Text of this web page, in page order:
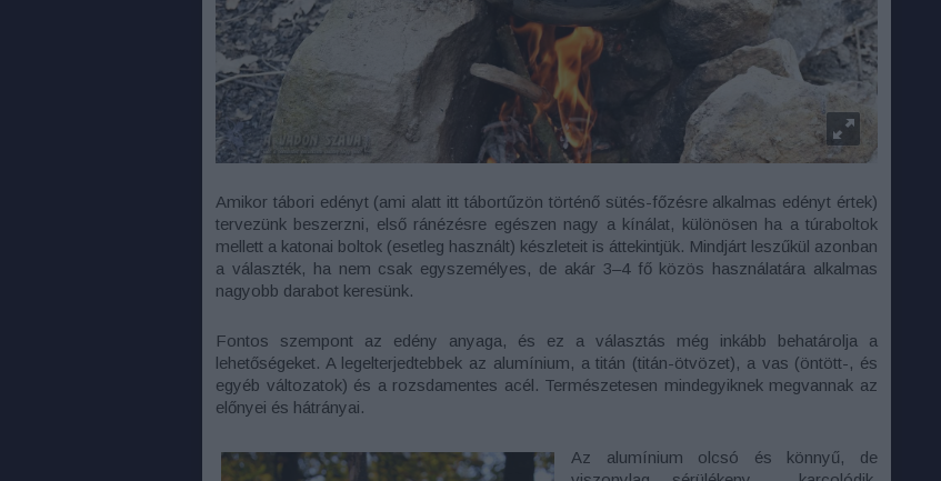
Amikor tábori edényt (ami alatt itt tábortűzön történő sütés-főzésre alkalmas edényt értek)
tervezünk beszerzni, első ránézésre egészen nagy a kínálat, különösen ha a túraboltok
mellett a katonai boltok (esetleg használt) készleteit is áttekintjük. Mindjárt leszűkül azonban
a választék, ha nem csak egyszemélyes, de akár 3–4 fő közös használatára alkalmas
nagyobb darabot keresünk.
Fontos szempont az edény anyaga, és ez a választás még inkább behatárolja a
lehetőségeket. A legelterjedtebbek az alumínium, a titán (titán-ötvözet), a vas (öntött-, és
egyéb változatok) és a rozsdamentes acél. Természetesen mindegyiknek megvannak az
előnyei és hátrányai.
Az alumínium olcsó és könnyű, de